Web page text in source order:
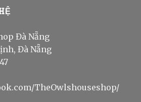
Đà Nẵng
Đà Nẵng
TheOwlshouseshop/